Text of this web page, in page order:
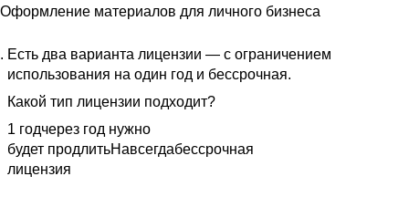
Оформление материалов для личного бизнеса
Есть два варианта лицензии — с ограничением
использования на один год и бессрочная.
Какой тип лицензии подходит?
1 годчерез год нужно
будет продлитьНавсегдабессрочная
лицензия